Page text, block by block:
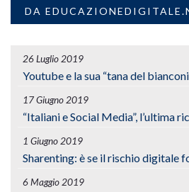
DA
26 Luglio 2019
Youtube e la sua “tana del
17 Giugno 2019
“Italiani e Social Media”, l’ultima
1 Giugno 2019
Sharenting: è se il rischio digitale
6 Maggio 2019